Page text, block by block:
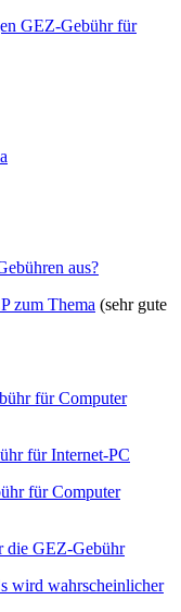
GEZ-Gebühr für
aus?
zum Thema (sehr gute
für Computer
für Internet-PC
für Computer
die GEZ-Gebühr
wird wahrscheinlicher